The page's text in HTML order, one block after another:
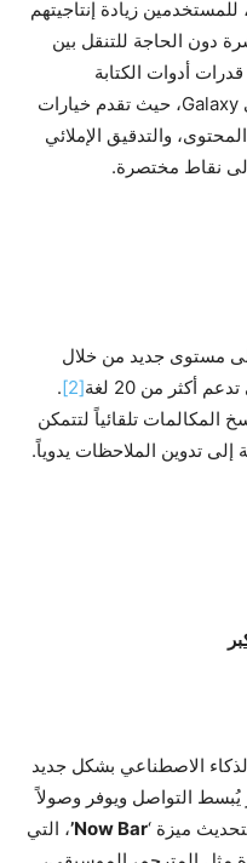
زيادة إنتاجيتهم
دون الحاجة للتنقل بين
أدوات الكتابة
المساعدة المتوفرة حاليًا لمستخدمي Galaxy، حيث تقدم خيارات
والتدقيق الإملائي
إلى نقاط مختصرة.
مستوى جديد من خلال
أكثر من 20 لغة [2]
.
المكالمات تلقائياً لتتمكن
إلى تدوين الملاحظات يدوياً.
الاصطناعي بشكل جديد
يُبسط التواصل ويوفر وصولاً
ميزة ‘Now Bar’ ، التي